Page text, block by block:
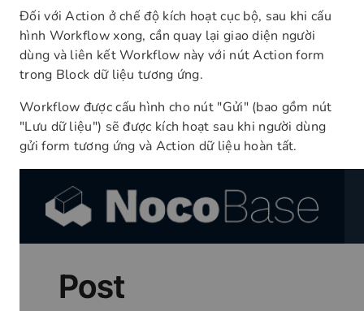
Đối với Action ở chế độ kích hoạt cục bộ, sau khi cấu
hình Workflow xong, cần quay lại giao diện người
dùng và liên kết Workflow này với nút Action form
trong Block dữ liệu tương ứng.
Workflow được cấu hình cho nút "Gửi" (bao gồm nút
"Lưu dữ liệu") sẽ được kích hoạt sau khi người dùng
gửi form tương ứng và Action dữ liệu hoàn tất.